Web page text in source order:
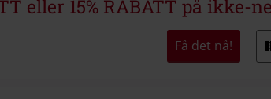
eller 15% RABATT på ikke-
Få det nå!